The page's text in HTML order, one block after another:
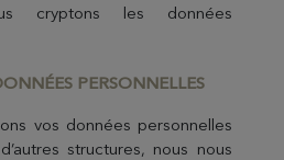
cryptons les données
PERSONNELLES
vos données personnelles
structures, nous nous